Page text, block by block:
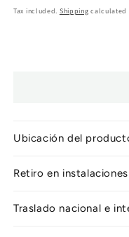
price
Tax included. Shipping calculated
Ubicación del
Retiro en
Traslado nacional e